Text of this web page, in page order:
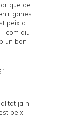
que de
ganes
peix a
com diu
un bon
ja hi
peix,